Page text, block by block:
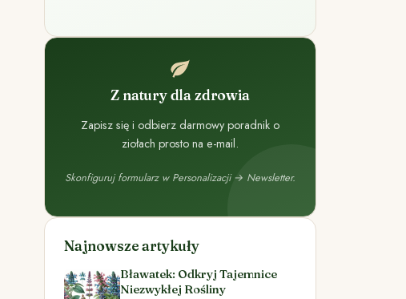
Z natury dla zdrowia
Zapisz się i odbierz darmowy poradnik o
ziołach prosto na e-mail.
Skonfiguruj formularz w Personalizacji → Newsletter.
Najnowsze artykuły
Bławatek: Odkryj Tajemnice
Niezwykłej Rośliny